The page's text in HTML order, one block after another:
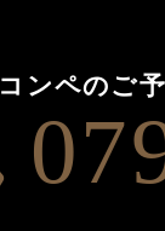
コンペのご